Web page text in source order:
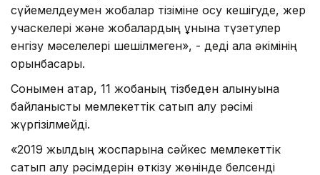
сүйемелдеумен жобалар тізіміне қосу кешігуде, жер
учаскелері және жобалардың құнына түзетулер
енгізу мәселелері шешілмеген», - деді қала әкімінің
орынбасары.
Сонымен қатар, 11 жобаның тізбеден алынуына
байланысты мемлекеттік сатып алу рәсімі
жүргізілмейді.
«2019 жылдың жоспарына сәйкес мемлекеттік
сатып алу рәсімдерін өткізу жөнінде белсенді